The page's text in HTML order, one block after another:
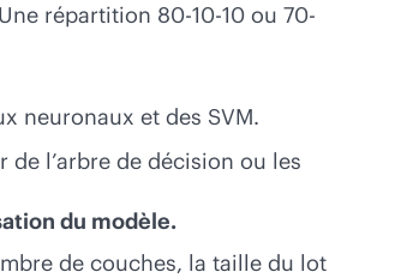
répartition 80-10-10 ou 70-
neuronaux et des SVM.
l’arbre de décision ou les
du modèle.
de couches, la taille du lot